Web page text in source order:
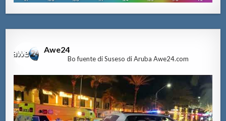
Awe24
Bo fuente di Suseso di Aruba Awe24.com